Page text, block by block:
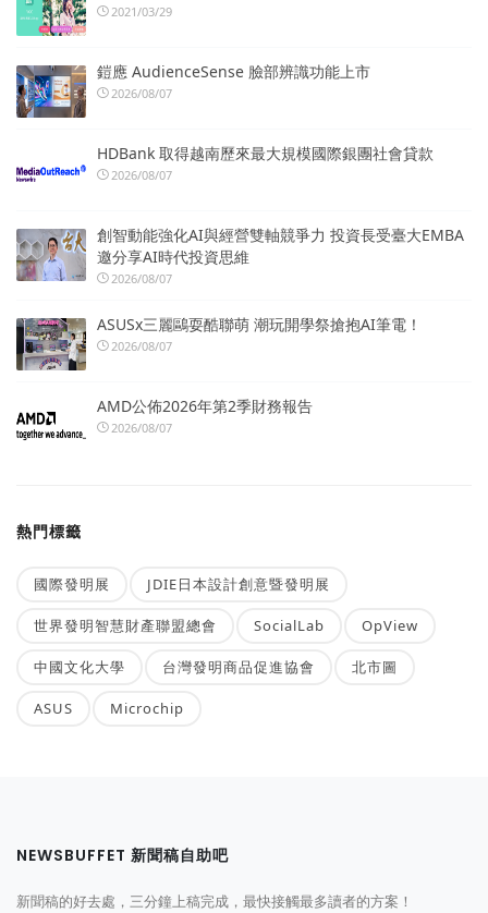
2021/03/29
鎧應 AudienceSense 臉部辨識功能上市
2026/08/07
HDBank 取得越南歷來最大規模國際銀團社會貸款
2026/08/07
創智動能強化AI與經營雙軸競爭力 投資長受臺大EMBA
邀分享AI時代投資思維
2026/08/07
ASUSx三麗鷗耍酷聯萌 潮玩開學祭搶抱AI筆電！
2026/08/07
AMD公佈2026年第2季財務報告
2026/08/07
熱門標籤
國際發明展 JDIE日本設計創意暨發明展
世界發明智慧財產聯盟總會 SocialLab OpView
中國文化大學 台灣發明商品促進協會 北市圖
ASUS Microchip
NEWSBUFFET 新聞稿自助吧
新聞稿的好去處，三分鐘上稿完成，最快接觸最多讀者的方案！